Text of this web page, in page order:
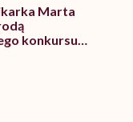
Marta
konkursu